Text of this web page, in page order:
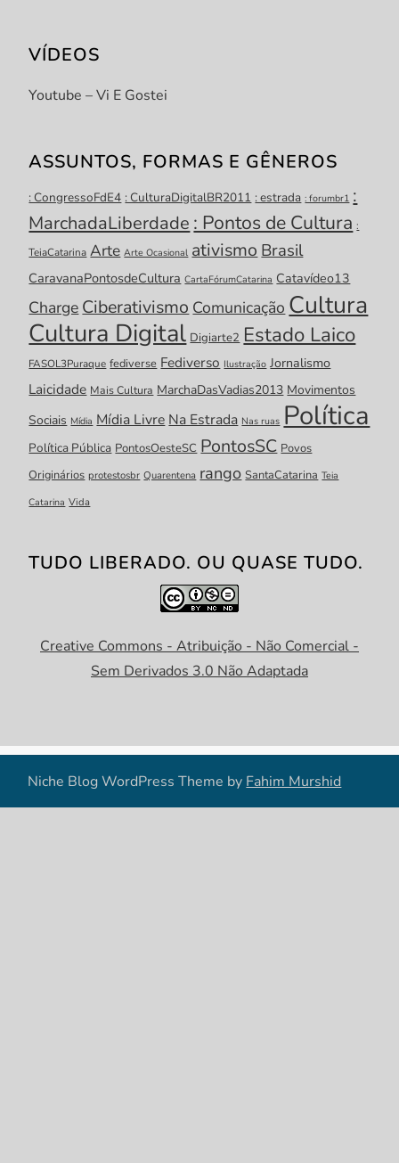
VÍDEOS
Youtube – Vi E Gostei
ASSUNTOS, FORMAS E GÊNEROS
: CongressoFdE4 : CulturaDigitalBR2011 : estrada : forumbr1 :
MarchadaLiberdade : Pontos de Cultura :
TeiaCatarina Arte Arte Ocasional ativismoBrasil
CaravanaPontosdeCultura CartaFórumCatarina Catavídeo13
ChargeCiberativismoComunicação Cultura
Cultura Digital Digiarte2 Estado Laico
FASOL3Puraque fediverse Fediverso Ilustração Jornalismo
Laicidade Mais Cultura MarchaDasVadias2013 Movimentos
Sociais Mídia Mídia LivreNa Estrada Nas ruas Política
Política Pública PontosOesteSC PontosSC Povos
Originários protestosbr Quarentena rango SantaCatarina Teia
Catarina Vida
TUDO LIBERADO. OU QUASE TUDO.
Creative Commons - Atribuição - Não Comercial -
Sem Derivados 3.0 Não Adaptada
Niche Blog WordPress Theme byFahim Murshid